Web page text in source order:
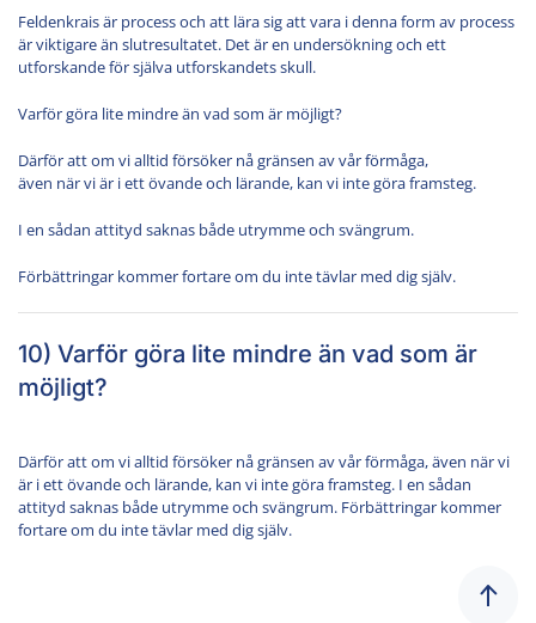
Feldenkrais är process och att lära sig att vara i denna form av process
är viktigare än slutresultatet. Det är en undersökning och ett
utforskande för själva utforskandets skull.
Varför göra lite mindre än vad som är möjligt?
Därför att om vi alltid försöker nå gränsen av vår förmåga,
även när vi är i ett övande och lärande, kan vi inte göra framsteg.
I en sådan attityd saknas både utrymme och svängrum.
Förbättringar kommer fortare om du inte tävlar med dig själv.
10) Varför göra lite mindre än vad som är
möjligt?
Därför att om vi alltid försöker nå gränsen av vår förmåga, även när vi
är i ett övande och lärande, kan vi inte göra framsteg. I en sådan
attityd saknas både utrymme och svängrum. Förbättringar kommer
fortare om du inte tävlar med dig själv.